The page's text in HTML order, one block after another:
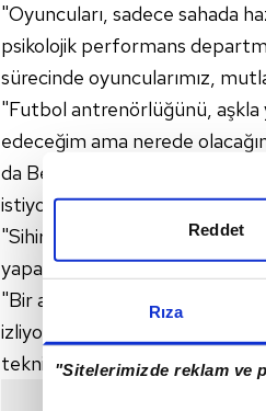
Rıza
"Sitelerimizde reklam ve
Reddet
"Oyuncuları, sadece sahada
psikolojik performans
sürecinde oyuncularımız,
"Futbol antrenörlüğünü, aşkla
edeceğim ama nerede
da Beşiktaş'ta, belki de
istiyorum."
"Sihirli bir değneğim olsa,
yaparım."
"Bir amatör maçtaki
izliyorum ama sonunda
teknik direktörler var ama